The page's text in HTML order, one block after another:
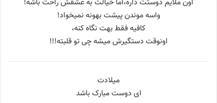
اون ملایم دوستت داره،اما خیالت به عشقش راحت باشه!
واسه موندن پیشت بهونه نمیخواد!
کافیه فقط بهت نگاه کنه،
اونوقت دستگیرش میشه چی تو قلبته!!!
میلادت
ای دوست مبارک باشد